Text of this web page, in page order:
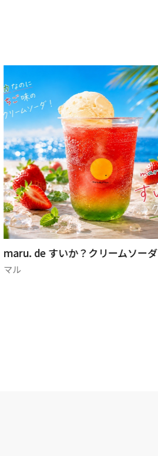
maru. de すいか？クリームソーダ
マル